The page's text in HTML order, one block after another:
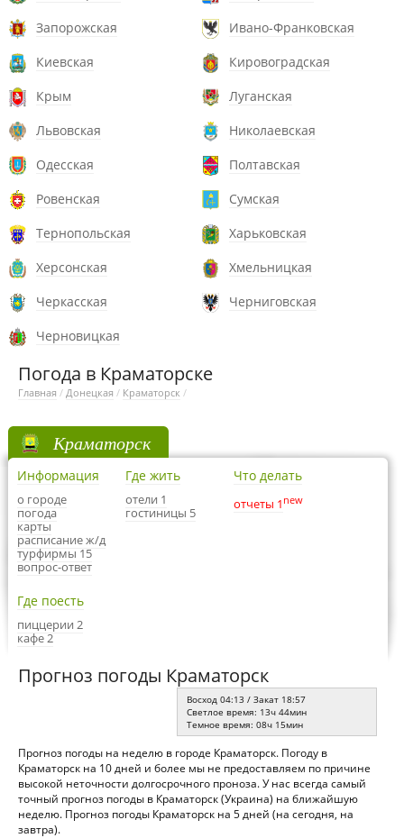
Запорожская
Ивано-Франковская
Киевская
Кировоградская
Крым
Луганская
Львовская
Николаевская
Одесская
Полтавская
Ровенская
Сумская
Тернопольская
Харьковская
Херсонская
Хмельницкая
Черкасская
Черниговская
Черновицкая
Погода в Краматорске
Главная / Донецкая / Краматорск /
Краматорск
Информация
о городе
погода
карты
расписание ж/д
турфирмы 15
вопрос-ответ
Где жить
отели 1
гостиницы 5
Что делать
отчеты 1 new
Где поесть
пиццерии 2
кафе 2
Прогноз погоды Краматорск
Восход 04:13 / Закат 18:57
Светлое время: 13ч 44мин
Темное время: 08ч 15мин
Прогноз погоды на неделю в городе Краматорск. Погоду в
Краматорск на 10 дней и более мы не предоставляем по причине
высокой неточности долгосрочного проноза. У нас всегда самый
точный прогноз погоды в Краматорск (Украина) на ближайшую
неделю. Прогноз погоды Краматорск на 5 дней (на сегодня, на
завтра).